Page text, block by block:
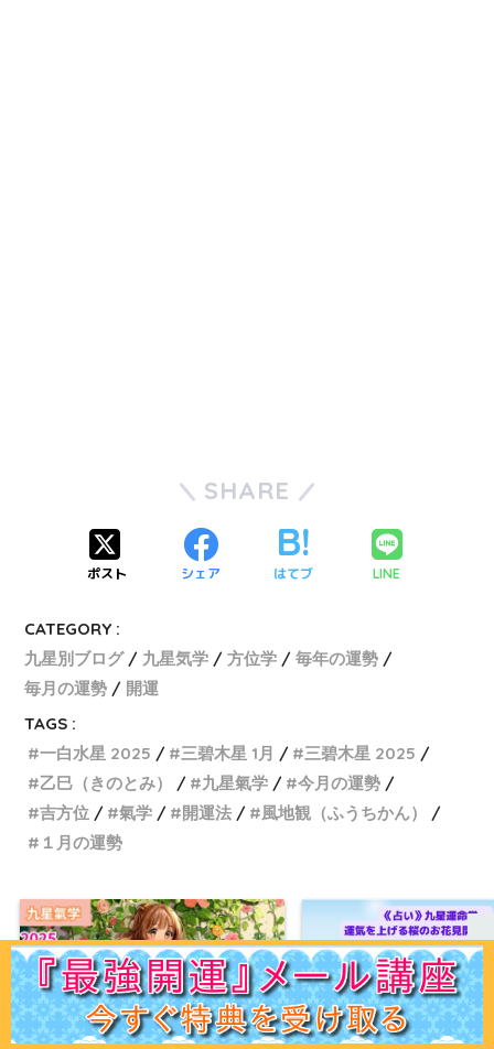
SHARE
ポスト シェア はてブ LINE
CATEGORY :
九星別ブログ
九星気学 方位学
毎年の運勢
毎月の運勢
開運
TAGS :
一白水星 2025
三碧木星 1月
三碧木星 2025
乙巳（きのとみ）
九星氣学
今月の運勢
吉方位
氣学 開運法
風地観（ふうちかん）
１月の運勢
ホーム 初見の方へﾌﾟﾛﾌｨｰﾙ 鑑定ﾒﾆｭｰ運命学講座易占講座お客様声体験談 記事一覧お問合せ Q＆A 出版書